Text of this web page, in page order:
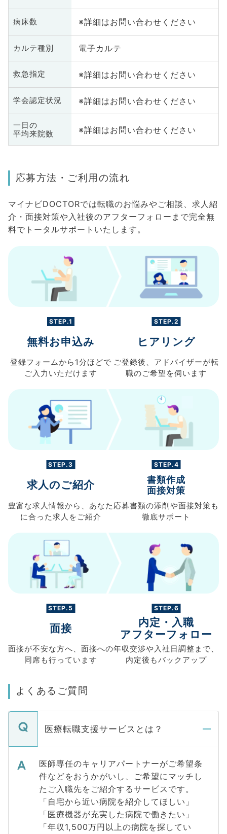
病床数 ※詳細はお問い合わせください
カルテ種別 電子カルテ
救急指定 ※詳細はお問い合わせください
学会認定状況 ※詳細はお問い合わせください
一日の
平均来院数
※詳細はお問い合わせください
応募方法・ご利用の流れ
マイナビDOCTORでは転職のお悩みやご相談、求人紹
介・面接対策や入社後のアフターフォローまで完全無
料でトータルサポートいたします。
STEP.1
無料お申込み
登録フォームから 1分ほどで
ご入力 いただけます
STEP.2
ヒアリング
ご登録後、 アドバイザーが転
職のご希望を伺います
STEP.3
求人のご紹介
豊富な求人情報から、 あなた
に合った求人を ご紹介
STEP.4
書類作成
面接対策
応募書類の添削や面接対策も
徹底サポート
STEP.5
面接
面接が不安な方へ、 面接への
同席も行っています
STEP.6
内定・入職
アフターフォロー
年収交渉や入社日調整まで、
内定後もバックアップ
よくあるご質問
医療転職支援サービスとは？
医師専任のキャリアパートナーがご希望条
件などをおうかがいし、ご希望にマッチし
たご入職先をご紹介するサービスです。
「自宅から近い病院を紹介してほしい」
「医療機器が充実した病院で働きたい」
「年収1,500万円以上の病院を探してい